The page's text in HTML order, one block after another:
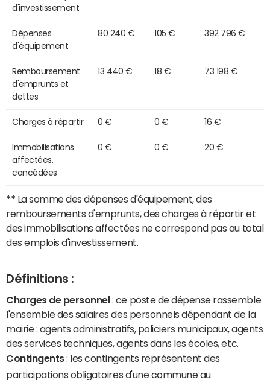
d'investissement
Dépenses
d'équipement
80 240 € 105 € 392 796 €
Remboursement
d'emprunts et
dettes
13 440 € 18 € 73 198 €
Charges à répartir 0 € 0 € 16 €
Immobilisations
affectées,
concédées
0 € 0 € 20 €
** La somme des dépenses d'équipement, des
remboursements d'emprunts, des charges à répartir et
des immobilisations affectées ne correspond pas au total
des emplois d'investissement.
Définitions :
Charges de personnel : ce poste de dépense rassemble
l'ensemble des salaires des personnels dépendant de la
mairie : agents administratifs, policiers municipaux, agents
des services techniques, agents dans les écoles, etc.
Contingents: les contingents représentent des
participations obligatoires d'une commune au